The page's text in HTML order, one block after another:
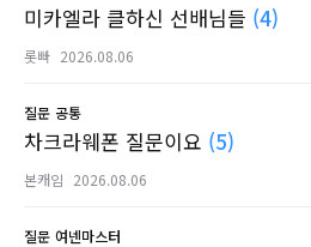
미카엘라 클하신 선배님들 (4)
롯빠 2026.08.06
질문 공통
차크라웨폰 질문이요 (5)
본캐임 2026.08.06
질문 여넨마스터